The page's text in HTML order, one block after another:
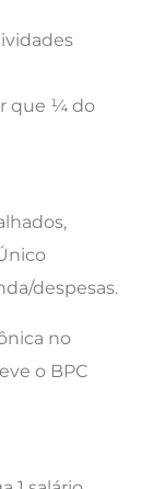
que ¼ do
despesas.
no
o BPC